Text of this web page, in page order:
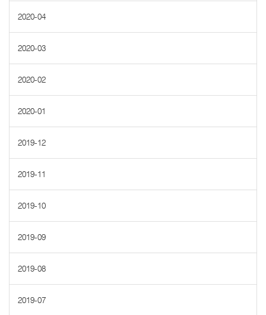
2020-04
2020-03
2020-02
2020-01
2019-12
2019-11
2019-10
2019-09
2019-08
2019-07